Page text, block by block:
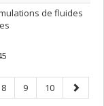
de fluides
Page
8 Page
9 Page
10
Page